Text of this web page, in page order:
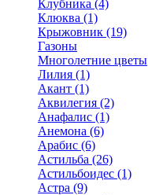
Клубника (4)
Клюква (1)
Крыжовник (19)
Газоны
Многолетние цветы
Лилия (1)
Акант (1)
Аквилегия (2)
Анафалис (1)
Анемона (6)
Арабис (6)
Астильба (26)
Астильбоидес (1)
Астра (9)